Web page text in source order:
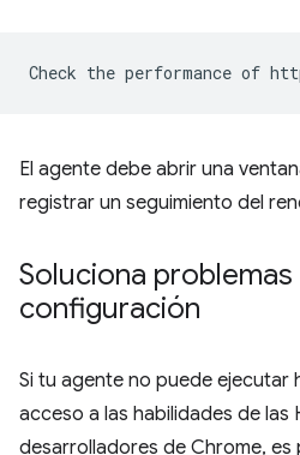
El agente debe abrir una
registrar un seguimiento del
Soluciona problemas
configuración
Si tu agente no puede ejecutar
acceso a las habilidades de las
desarrolladores de Chrome, es